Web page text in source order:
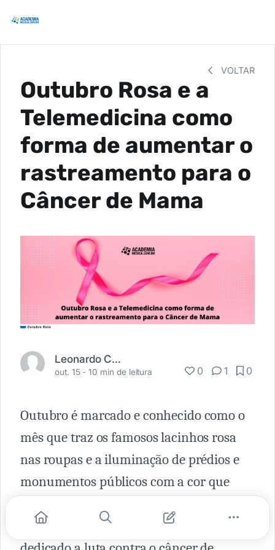
VOLTAR
Outubro Rosa e a
Telemedicina como
forma de aumentar o
rastreamento para o
Câncer de Mama
Leonardo Cardoso
out. 15 -10 min de leitura 0 1 0
Outubro é marcado e conhecido como o
mês que traz os famosos lacinhos rosa
nas roupas e a iluminação de prédios e
monumentos públicos com a cor que
outubro rosa, movimento internacional